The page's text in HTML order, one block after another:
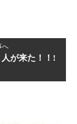
へ
人が来た！！!